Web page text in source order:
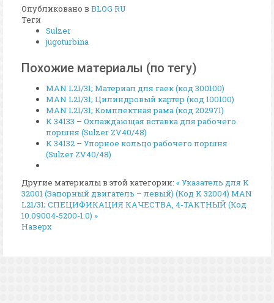
Опубликовано в BLOG RU
Теги
Sulzer
jugoturbina
Похожие материалы (по тегу)
MAN L21/31; Материал для гаек (код 300100)
MAN L21/31; Цилиндровый картер (код 100100)
MAN L21/31; Комплектная рама (код 202971)
K 34133 – Охлаждающая вставка для рабочего
поршня (Sulzer ZV40/48)
K 34132 – Упорное кольцо рабочего поршня
(Sulzer ZV40/48)
Другие материалы в этой категории: « Указатель для K
32001 (Запорный двигатель – левый) (Код K 32004) MAN
L21/31; СПЕЦИФИКАЦИЯ КАЧЕСТВА, 4-ТАКТНЫЙ (Код
10.09004-5200-1.0) »
Наверх